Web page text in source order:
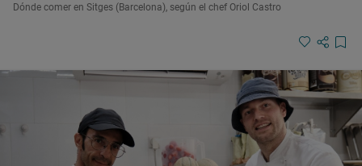
Dónde comer en Sitges (Barcelona), según el chef Oriol Castro